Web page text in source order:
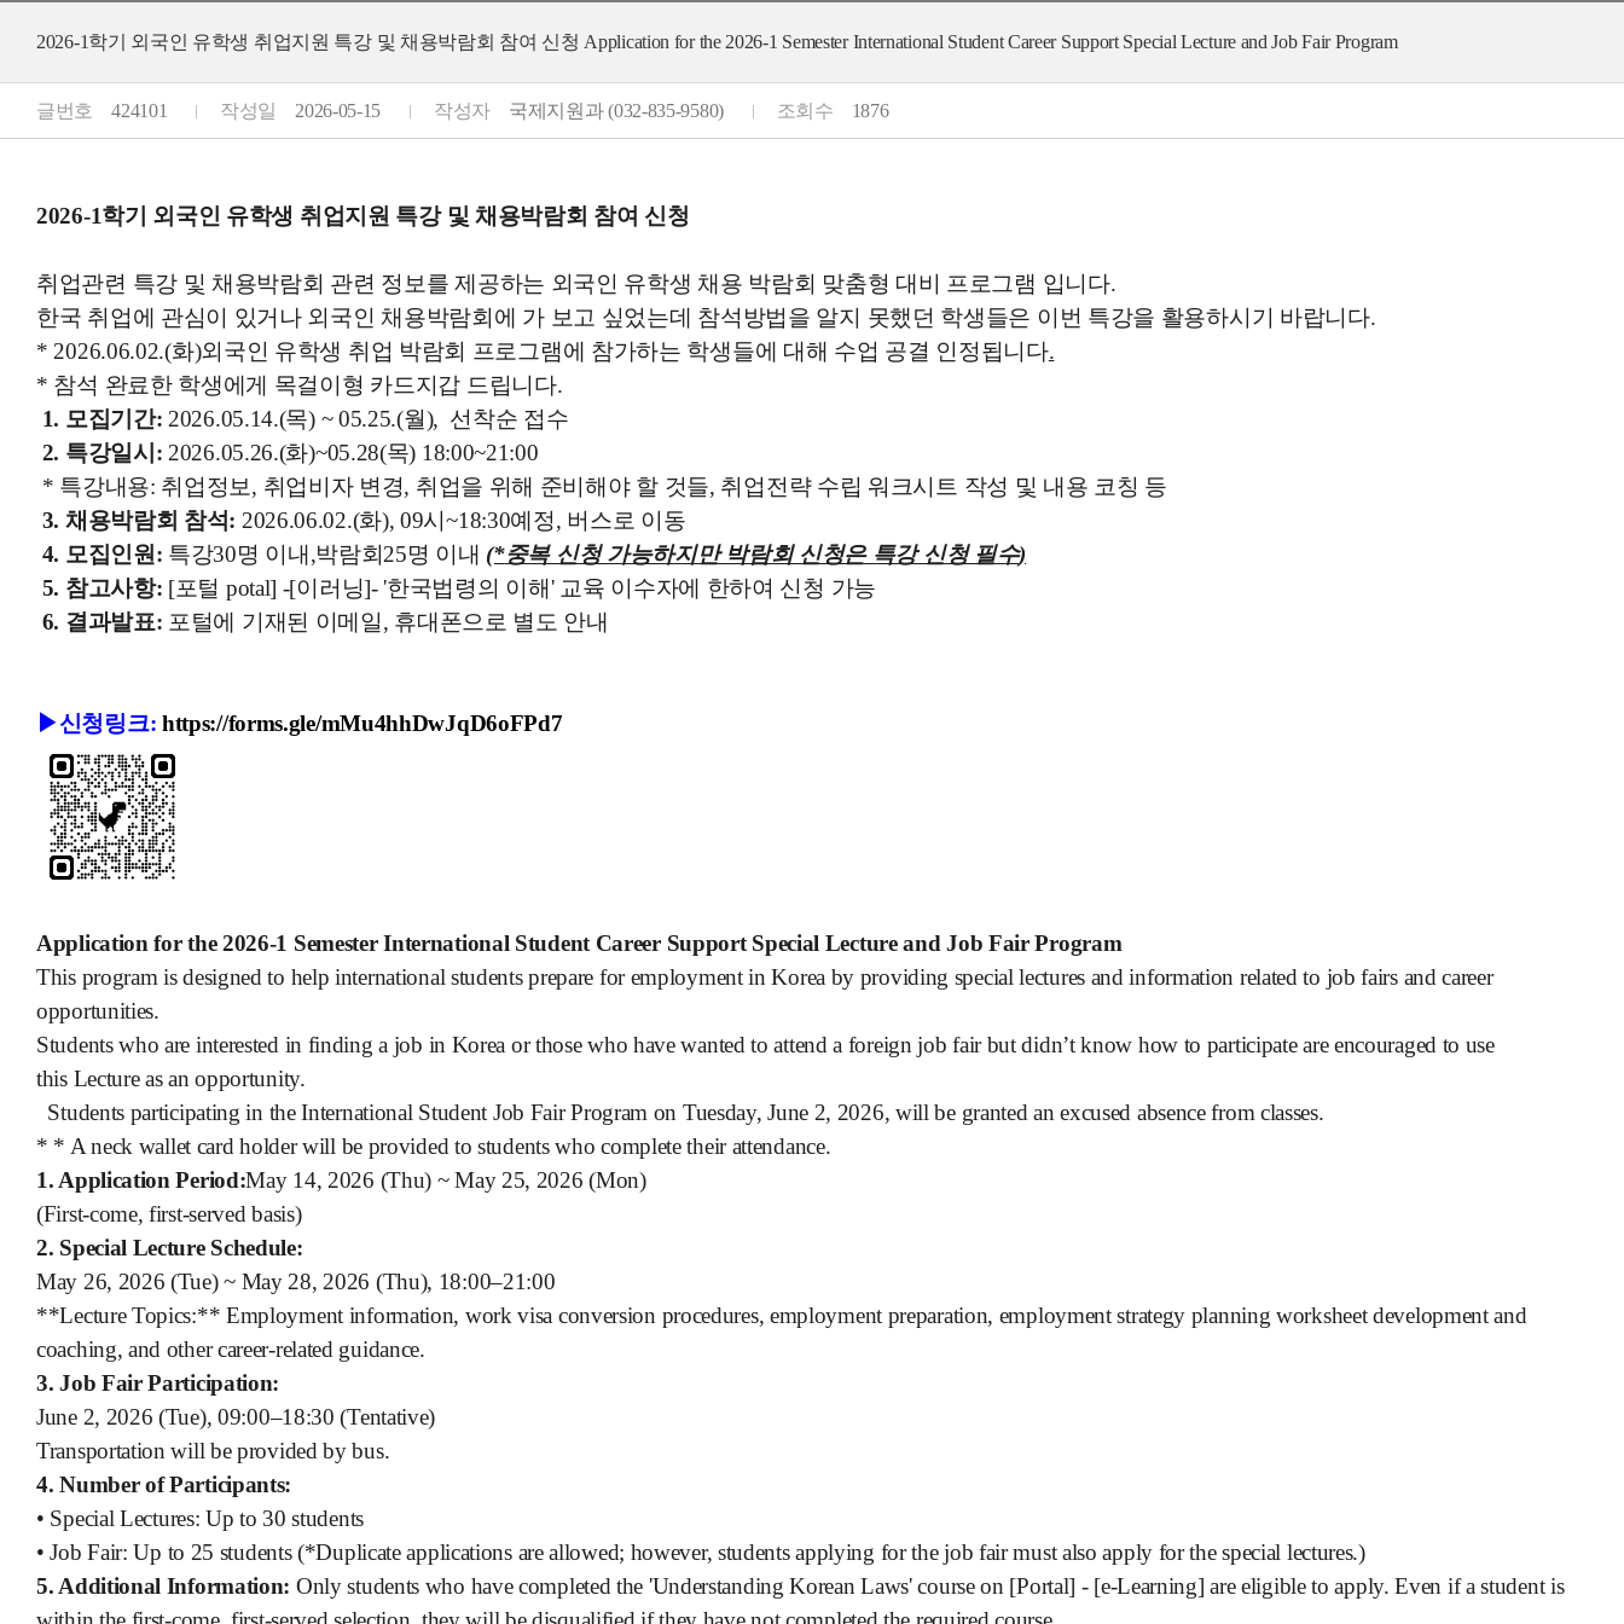
2026-1학기 외국인 유학생 취업지원 특강 및 채용박람회 참여 신청 Application for the 2026-1 Semester International Student Career Support Special Lecture and Job Fair Program
글번호 424101 작성일 2026-05-15 작성자 국제지원과 (032-835-9580) 조회수 1876
2026-1학기 외국인 유학생 취업지원 특강 및 채용박람회 참여 신청
취업관련 특강 및 채용박람회 관련 정보를 제공하는 외국인 유학생 채용 박람회 맞춤형 대비 프로그램 입니다.
한국 취업에 관심이 있거나 외국인 채용박람회에 가 보고 싶었는데 참석방법을 알지 못했던 학생들은 이번 특강을 활용하시기 바랍니다.
* 2026.06.02.(화)외국인 유학생 취업 박람회 프로그램에 참가하는 학생들에 대해 수업 공결 인정됩니다.
* 참석 완료한 학생에게 목걸이형 카드지갑 드립니다.
1. 모집기간: 2026.05.14.(목) ~ 05.25.(월), 선착순 접수
2. 특강일시 : 2026.05.26.(화)~05.28(목) 18:00~21:00
* 특강내용: 취업정보, 취업비자 변경, 취업을 위해 준비해야 할 것들, 취업전략 수립 워크시트 작성 및 내용 코칭 등
3. 채용박람회 참석: 2026.06.02.(화), 09시~18:30예정, 버스로 이동
4. 모집인원: 특강30명 이내 ,박람회25명 이내 (*중복 신청 가능하지만 박람회 신청은 특강 신청 필수)
5. 참고사항: [포털 potal] -[이러닝]- '한국법령의 이해' 교육 이수자에 한하여 신청 가능
6. 결과발표: 포털에 기재된 이메일, 휴대폰으로 별도 안내
▶신청링크: https://forms.gle/mMu4hhDwJqD6oFPd7
Application for the 2026-1 Semester International Student Career Support Special Lecture and Job Fair Program
This program is designed to help international students prepare for employment in Korea by providing special lectures and information related to job fairs and career
opportunities.
Students who are interested in finding a job in Korea or those who have wanted to attend a foreign job fair but didn’t know how to participate are encouraged to use
this Lecture as an opportunity.
Students participating in the International Student Job Fair Program on Tuesday, June 2, 2026, will be granted an excused absence from classes.
* * A neck wallet card holder will be provided to students who complete their attendance.
1. Application Period:May 14, 2026 (Thu) ~ May 25, 2026 (Mon)
(First-come, first-served basis)
2. Special Lecture Schedule:
May 26, 2026 (Tue) ~ May 28, 2026 (Thu), 18:00–21:00
**Lecture Topics:** Employment information, work visa conversion procedures, employment preparation, employment strategy planning worksheet development and
coaching, and other career-related guidance.
3. Job Fair Participation:
June 2, 2026 (Tue), 09:00–18:30 (Tentative)
Transportation will be provided by bus.
4. Number of Participants:
• Special Lectures: Up to 30 students
• Job Fair: Up to 25 students(*Duplicate applications are allowed; however, students applying for the job fair must also apply for the special lectures.)
5. Additional Information: Only students who have completed the 'Understanding Korean Laws' course on [Portal] - [e-Learning] are eligible to apply. Even if a student is